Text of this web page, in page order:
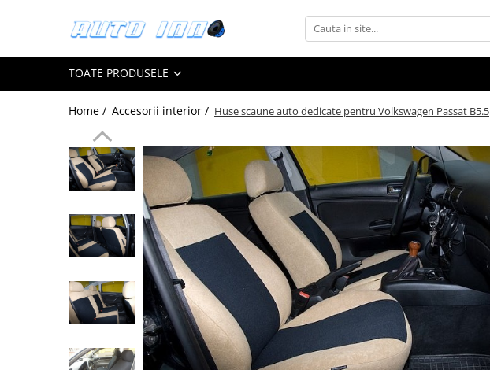
Accesorii interior
Covorase cauciuc auto dedicate
Huse scaun auto dedicate
Plase portbagaj
Tavite portbagaj auto
Accesorii Sisteme Audio
Cupla radio aftermarket
TOATE PRODUSELE
Home / Accesorii interior / Huse scaune auto dedicate pentru Volkswagen Passat B5.5